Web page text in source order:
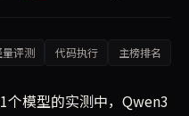
评测 代码执行 主榜排名
个模型的实测中，Qwen3